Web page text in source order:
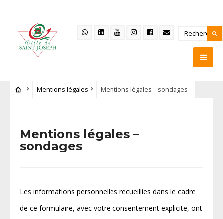
Mentions légales Mentions légales – sondages
Mentions légales –
sondages
Les informations personnelles recueillies dans le cadre
de ce formulaire, avec votre consentement explicite, ont